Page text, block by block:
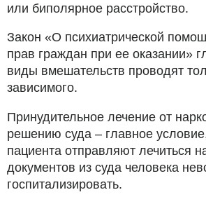
или биполярное расстройство.
Закон «О психиатрической
прав граждан при ее оказании»
виды вмешательств проводят
зависимого.
Принудительное лечение от
решению суда – главное
пациента отправляют лечиться
документов из суда человека
госпитализировать.